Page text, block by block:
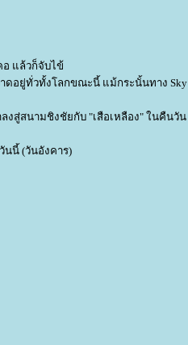
แล้วก็จับไข้
ดอยู่ทั่วทั้งโลกขณะนี้ แม้กระนั้นทาง Sky
งสู่สนามชิงชัยกับ "เสือเหลือง" ในคืนวัน
นนี้ (วันอังคาร)